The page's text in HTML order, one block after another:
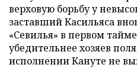
верховую борьбу у
заставший Касильяса
«Севилья» в первом
убедительнее хозяев
исполнении Кануте не